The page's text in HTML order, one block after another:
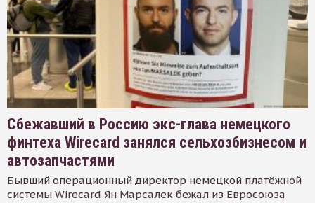
Сбежавший в Россию экс-глава немецкого
финтеха Wirecard занялся сельхозбизнесом и
автозапчастями
Бывший операционный директор немецкой платёжной
системы Wirecard Ян Марсалек бежал из Евросоюза